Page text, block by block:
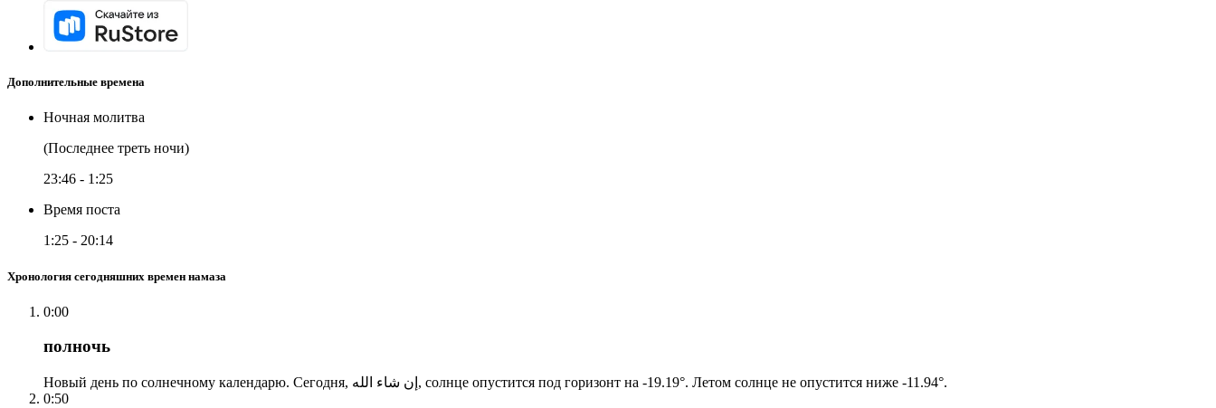
Дополнительные времена
Ночная молитва
(Последнее треть ночи)
23:46 - 1:25
Время поста
1:25 - 20:14
Хронология сегодняшних времен намаза
0:00
полночь
Новый день по солнечному календарю. Сегодня, إن شاء الله, солнце опустится под горизонт на -19.19°. Летом солнце не опустится ниже -11.94°.
0:50